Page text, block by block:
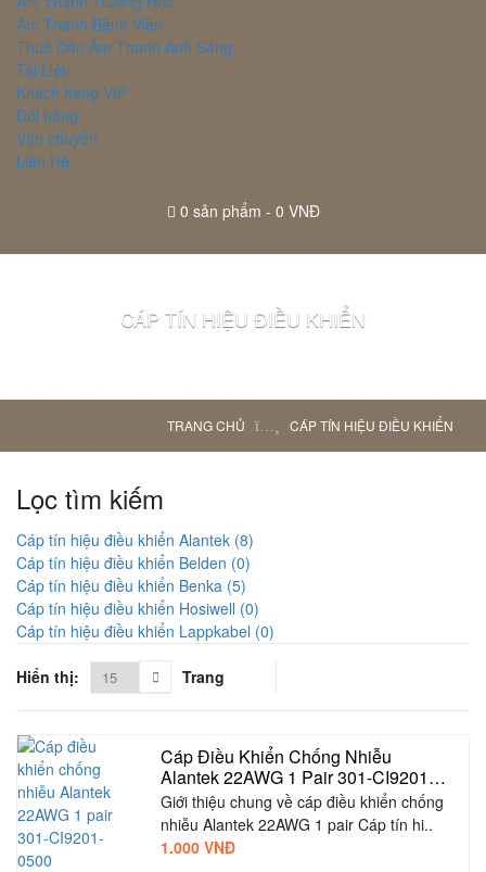
Âm Thanh Bệnh Viện
Thuê Dàn Âm Thanh Ánh Sáng
Tài Liệu
Khách hàng VIP
Đổi hàng
Vận chuyển
Liên Hệ
0 sản phẩm - 0 VNĐ
CÁP TÍN HIỆU ĐIỀU KHIỂN
TRANG CHỦ CÁP TÍN HIỆU ĐIỀU KHIỂN
Lọc tìm kiếm
Cáp tín hiệu điều khiển Alantek (8)
Cáp tín hiệu điều khiển Belden (0)
Cáp tín hiệu điều khiển Benka (5)
Cáp tín hiệu điều khiển Hosiwell (0)
Cáp tín hiệu điều khiển Lappkabel (0)
Hiển thị: Trang
Cáp Điều Khiển Chống Nhiễu
Alantek 22AWG 1 Pair 301-CI9201-
0500
Giới thiệu chung về cáp điều khiển chống
nhiễu Alantek 22AWG 1 pair Cáp tín hi..
1.000 VNĐ